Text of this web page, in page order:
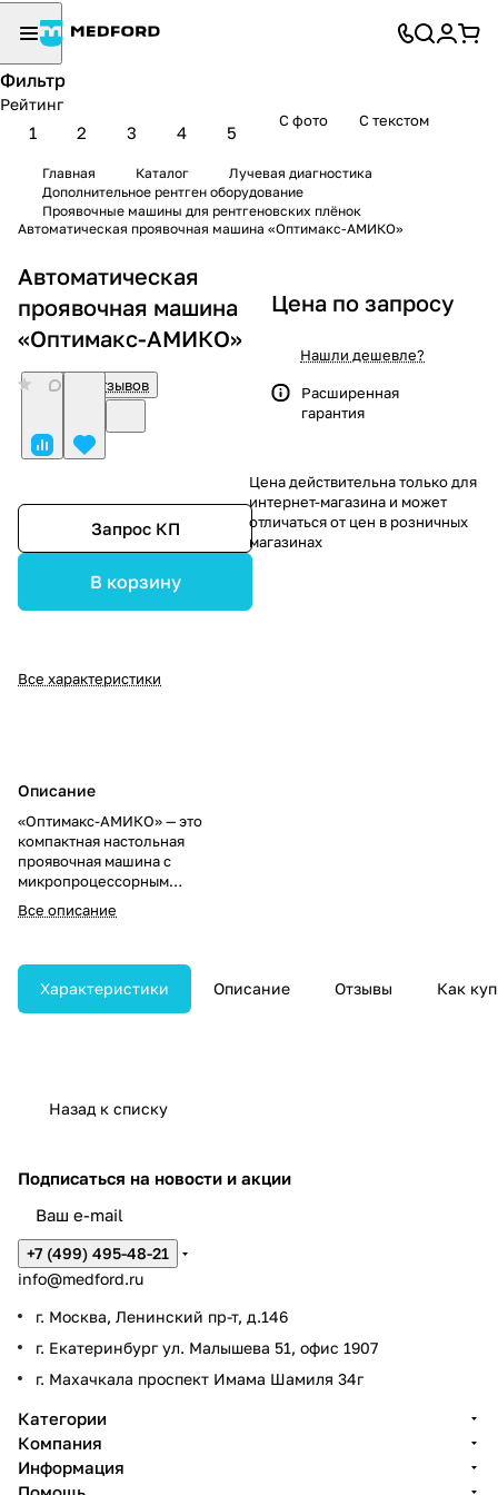
Фильтр
Рейтинг
1 2 3 4 5
С фото С текстом
Главная Каталог
Лучевая диагностика
Дополнительное рентген оборудование
Проявочные машины для рентгеновских плёнок
Автоматическая проявочная машина «Оптимакс-АМИКО»
Автоматическая
проявочная машина
«Оптимакс-АМИКО»
Нет отзывов
Запрос КП
В корзину
Все характеристики
Описание
«Оптимакс-АМИКО» — это
компактная настольная
проявочная машина с
микропроцессорным
управлением и автоматическим
режимом работы, специально
эффективной фотохимической
обработки рентгеновских
снимков в медицинских
Все описание
Цена по запросу
Нашли дешевле?
Расширенная
гарантия
Цена действительна только для
интернет-магазина и может
отличаться от цен в розничных
магазинах
Характеристики Описание Отзывы Как
Назад к списку
Подписаться на новости и акции
+7 (499) 495-48-21
info@medford.ru
г. Москва, Ленинский пр-т, д.146
г. Екатеринбург ул. Малышева 51, офис 1907
г. Махачкала проспект Имама Шамиля 34г
Категории
Компания
Информация